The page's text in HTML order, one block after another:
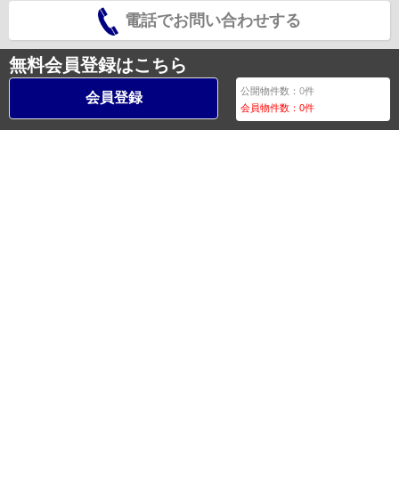
電話でお問い合わせする
無料会員登録はこちら
会員登録 公開物件数：0件
会員物件数：0件